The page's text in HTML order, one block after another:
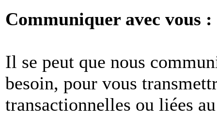
Communiquer avec vous :
Il se peut que nous
besoin, pour vous
transactionnelles ou liées